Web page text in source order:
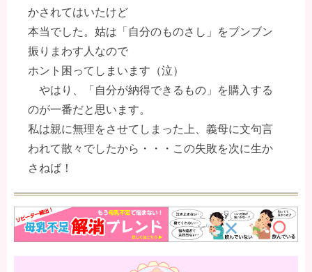
かされてはいたけど
本当でした。姑は「自分のものさし」をブンブン
振りまわす人なので
ホント困ってしまいます（泣）
やはり、「自分が納得できるもの」を購入する
のが一番だと思います。
私は親に無理をさせてしまった上、義母に文句言
われて散々でしたから・・・この失敗を次に生か
さねば！